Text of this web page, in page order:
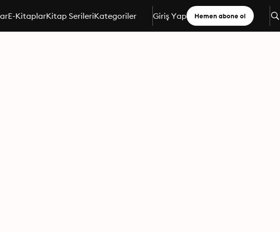
E-KitaplarKitap SerileriKategoriler Giriş Yap Hemen abone ol